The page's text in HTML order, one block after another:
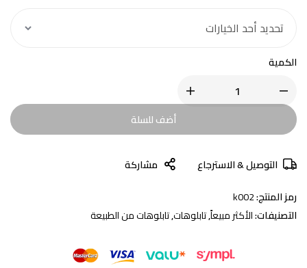
الكمية
أضف للسلة
التوصيل & الاسترجاع
مشاركة
رمز المنتج:k002
التصنيفات:الأكثر مبيعاً,تابلوهات,تابلوهات من الطبيعة